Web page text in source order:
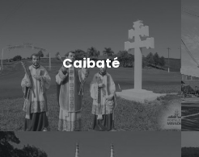
Caibaté